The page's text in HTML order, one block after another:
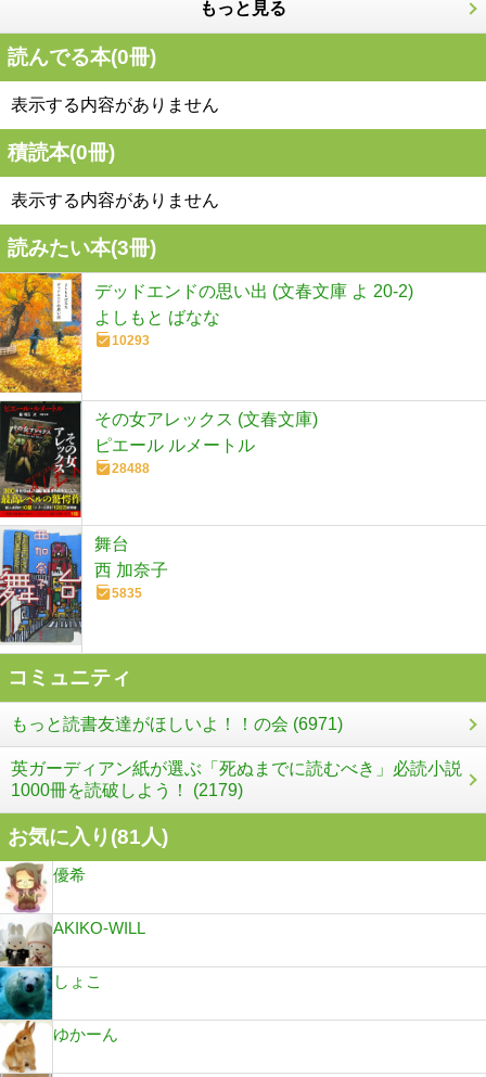
もっと見る
読んでる本(0冊)
表示する内容がありません
積読本(0冊)
表示する内容がありません
読みたい本(3冊)
デッドエンドの思い出 (文春文庫 よ 20-2)
よしもと ばなな
10293
その女アレックス (文春文庫)
ピエール ルメートル
28488
舞台
西 加奈子
5835
コミュニティ
もっと読書友達がほしいよ！！の会 (6971)
英ガーディアン紙が選ぶ「死ぬまでに読むべき」必読小説
1000冊を読破しよう！ (2179)
お気に入り(81人)
優希
AKIKO-WILL
しょこ
ゆかーん